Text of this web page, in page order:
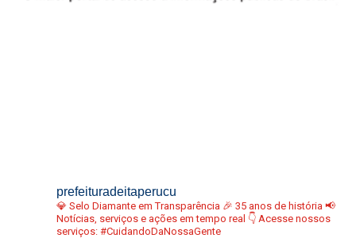
prefeituradeitaperucu
💎 Selo Diamante em Transparência 🎉 35 anos de história 📢
Notícias, serviços e ações em tempo real 👇 Acesse nossos
serviços: #CuidandoDaNossaGente